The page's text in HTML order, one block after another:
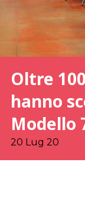
Oltre
hanno
Modello
20 Lug 20